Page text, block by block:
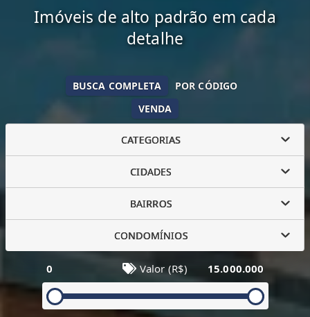
Imóveis de alto padrão em cada
detalhe
VENDA
BUSCA COMPLETA POR CÓDIGO
CATEGORIAS
CIDADES
BAIRROS
CONDOMÍNIOS
0 Valor (R$) 15.000.000